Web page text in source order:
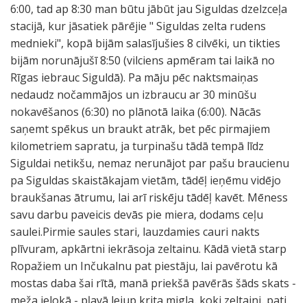
6:00, tad ap 8:30 man būtu jābūt jau Siguldas dzelzceļa
stacijā, kur jāsatiek pārējie " Siguldas zelta rudens
mednieki", kopā bijām salasījušies 8 cilvēki, un tikties
bijām norunājušī 8:50 (vilciens apmēram tai laikā no
Rīgas iebrauc Siguldā). Pa māju pēc naktsmaiņas
nedaudz nočammājos un izbraucu ar 30 minūšu
nokavēšanos (6:30) no plānotā laika (6:00). Nācās
saņemt spēkus un braukt atrāk, bet pēc pirmajiem
kilometriem sapratu, ja turpinašu tādā tempā līdz
Siguldai netikšu, nemaz nerunājot par pašu braucienu
pa Siguldas skaistākajam vietām, tādēļ ieņēmu vidējo
braukšanas ātrumu, lai arī riskēju tādēļ kavēt. Mēness
savu darbu paveicis devās pie miera, dodams ceļu
saulei.Pirmie saules stari, lauzdamies cauri nakts
plīvuram, apkārtni iekrāsoja zeltainu. Kādā vietā starp
Ropažiem un Inčukalnu pat piestāju, lai pavērotu kā
mostas daba šai rītā, manā priekšā pavērās šāds skats -